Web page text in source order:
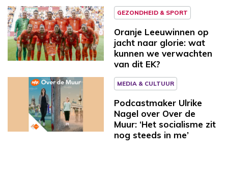
GEZONDHEID & SPORT
Oranje Leeuwinnen op
jacht naar glorie: wat
kunnen we verwachten
van dit EK?
MEDIA & CULTUUR
Podcastmaker Ulrike
Nagel over Over de
Muur: ‘Het socialisme zit
nog steeds in me’